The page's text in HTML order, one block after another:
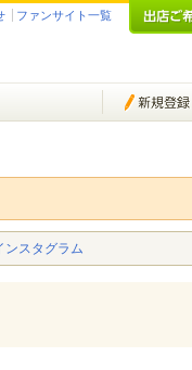
ファンサイト一覧
ンスタグラム